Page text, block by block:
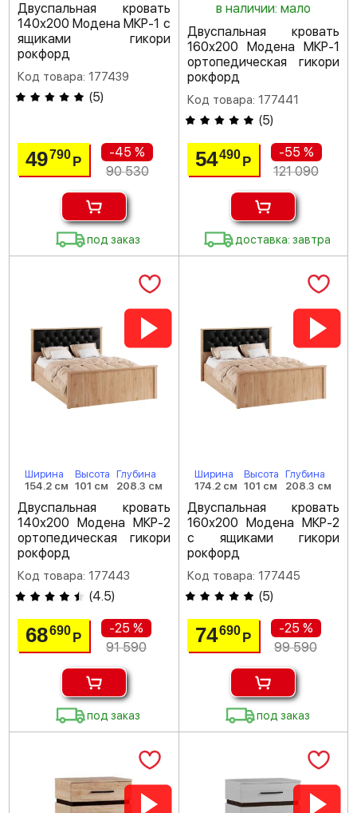
Двуспальная кровать
140х200 Модена МКР-1 с
ящиками гикори
рокфорд
Код товара: 177439
(5)
49790Р
-45 %
90 530
под заказ
в наличии: мало
Двуспальная кровать
160х200 Модена МКР-1
ортопедическая гикори
рокфорд
Код товара: 177441
(5)
54490 Р
-55 %
121 090
доставка: завтра
Ширина
154.2 см
Высота
101 см
Глубина
208.3 см
Двуспальная кровать
140х200 Модена МКР-2
ортопедическая гикори
рокфорд
Код товара: 177443
(4.5)
68690Р
-25 %
91 590
под заказ
Ширина
174.2 см
Высота
101 см
Глубина
208.3 см
Двуспальная кровать
160х200 Модена МКР-2
с ящиками гикори
рокфорд
Код товара: 177445
(5)
74690 Р
-25 %
99 590
под заказ